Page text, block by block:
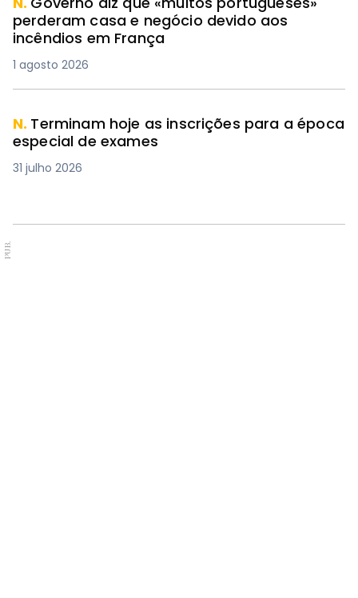
perderam casa e negócio devido aos
incêndios em França
1 agosto 2026
N. Terminam hoje as inscrições para a época
especial de exames
31 julho 2026
PUB.